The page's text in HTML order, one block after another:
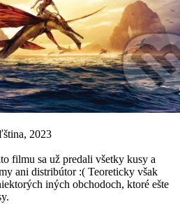
2023
filmu sa už predali všetky kusy a
ani distribútor :( Teoreticky však
iných obchodoch, ktoré ešte